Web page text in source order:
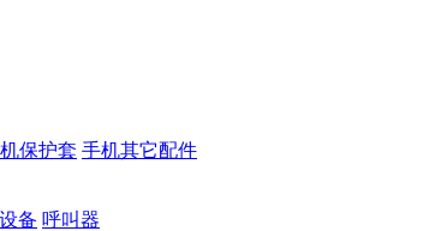
保护套 手机其它配件
备 呼叫器